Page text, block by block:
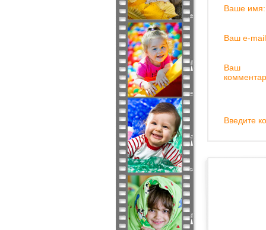
Ваше имя:
Ваш e-
Ваш
Введите